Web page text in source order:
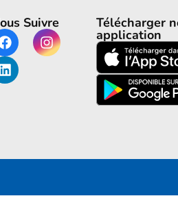
Suivre Télécharger
application